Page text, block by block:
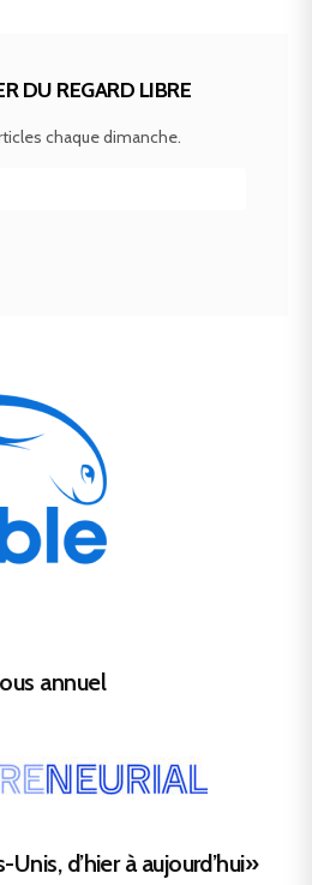
DU REGARD LIBRE
chaque dimanche.
annuel
d’hier à aujourd’hui»